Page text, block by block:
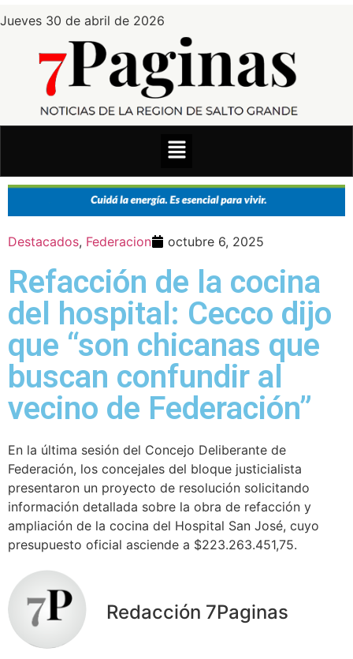
Jueves 30 de abril de 2026
Destacados, Federacion octubre 6, 2025
Refacción de la cocina
del hospital: Cecco dijo
que “son chicanas que
buscan confundir al
vecino de Federación”
En la última sesión del Concejo Deliberante de
Federación, los concejales del bloque justicialista
presentaron un proyecto de resolución solicitando
información detallada sobre la obra de refacción y
ampliación de la cocina del Hospital San José, cuyo
presupuesto oficial asciende a $223.263.451,75.
Redacción 7Paginas